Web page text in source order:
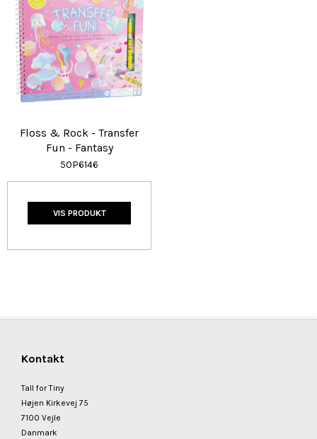
Floss & Rock - Transfer
Fun - Fantasy
50P6146
VIS PRODUKT
Kontakt
Tall for Tiny
Højen Kirkevej 75
7100 Vejle
Danmark